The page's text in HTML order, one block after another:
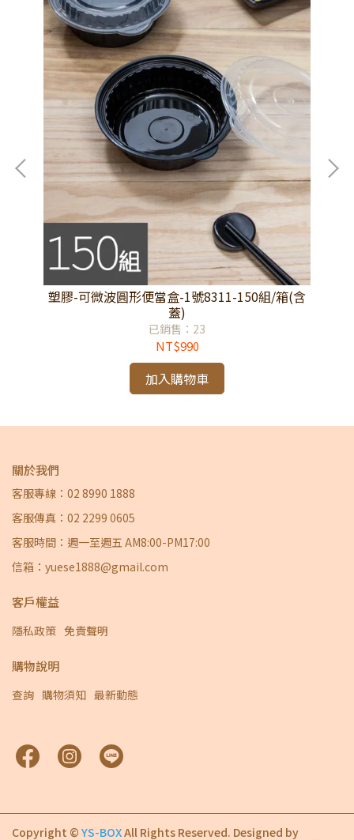
塑膠-可微波圓形便當盒-1號8311-150組/箱(含
蓋)
已銷售：23
NT$990
加入購物車
關於我們
客服專線：02 8990 1888
客服傳真：02 2299 0605
客服時間：週一至週五 AM8:00-PM17:00
信箱：yuese1888@gmail.com
客戶權益
隱私政策 免責聲明
購物說明
查詢 購物須知 最新動態
Copyright © YS-BOXAll Rights Reserved. Designed by